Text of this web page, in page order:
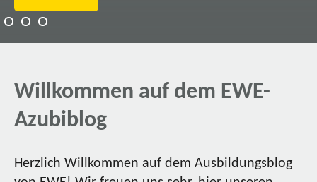
Willkommen auf dem EWE-
Azubiblog
Herzlich Willkommen auf dem Ausbildungsblog